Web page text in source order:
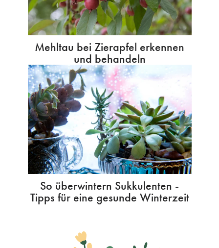
Mehltau bei Zierapfel erkennen
und behandeln
So überwintern Sukkulenten -
Tipps für eine gesunde Winterzeit